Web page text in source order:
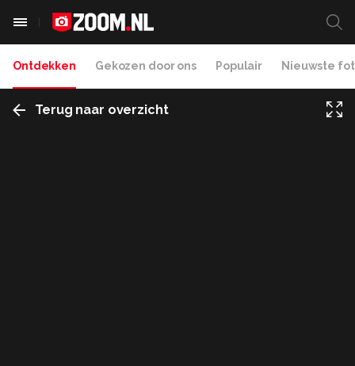
Ontdekken Gekozen door ons Populair Nieuwste
Terug naar overzicht